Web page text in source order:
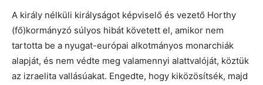
A király nélküli királyságot képviselő és vezető Horthy
(fő)kormányzó súlyos hibát követett el, amikor nem
tartotta be a nyugat-európai alkotmányos monarchiák
alapját, és nem védte meg valamennyi alattvalóját, köztük
az izraelita vallásúakat. Engedte, hogy kiközösítsék, majd